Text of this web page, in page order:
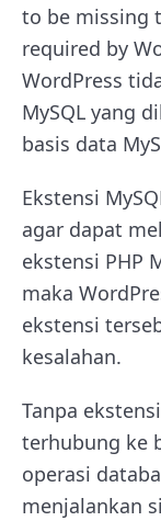
to be missing
required by
WordPress
MySQL yang
basis data
Ekstensi
agar dapat
ekstensi PHP
maka
ekstensi
kesalahan.
Tanpa
terhubung ke
operasi
menjalankan